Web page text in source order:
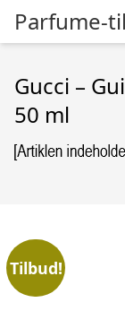
Parfume-
Gucci –
50 ml
Tilbud!